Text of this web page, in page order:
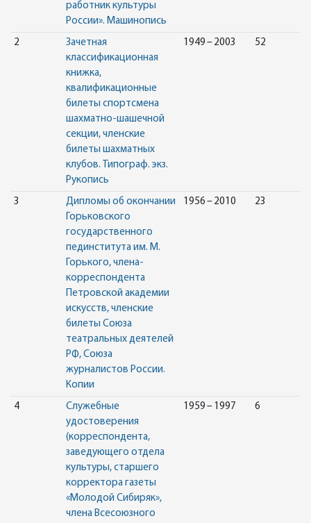
работник культуры
России». Машинопись
2
Зачетная
классификационная
книжка,
квалификационные
билеты спортсмена
шахматно-шашечной
секции, членские
билеты шахматных
клубов. Типограф. экз.
Рукопись
1949 – 2003 52
3
Дипломы об окончании
Горьковского
государственного
пединститута им. М.
Горького, члена-
корреспондента
Петровской академии
искусств, членские
билеты Союза
театральных деятелей
РФ, Союза
журналистов России.
Копии
1956 – 2010 23
4
Служебные
удостоверения
(корреспондента,
заведующего отдела
культуры, старшего
корректора газеты
«Молодой Сибиряк»,
члена Всесоюзного
1959 – 1997 6